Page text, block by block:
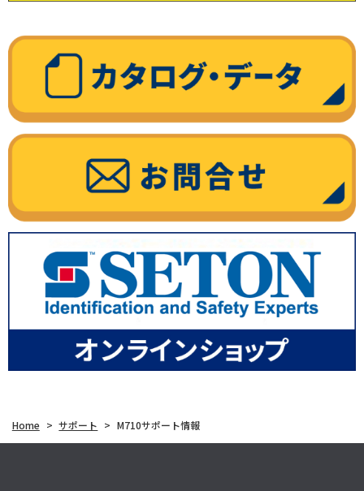
Home > サポート > M710サポート情報